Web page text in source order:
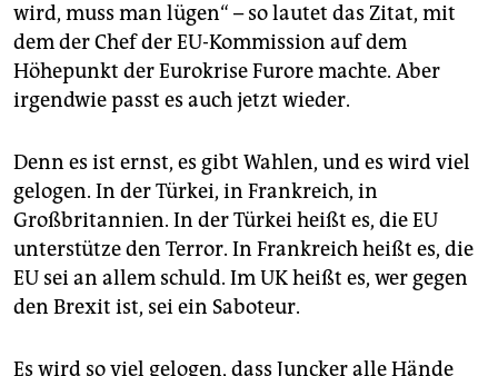
shop
fragen & hilfe
unterstützen
abo
genossenschaft
epaper login
wird, muss man lügen“ – so lautet das Zitat, mit
dem der Chef der EU-Kommission auf dem
Höhepunkt der Eurokrise Furore machte. Aber
irgendwie passt es auch jetzt wieder.
Denn es ist ernst, es gibt Wahlen, und es wird viel
gelogen. In der Türkei, in Frankreich, in
Großbritannien. In der Türkei heißt es, die EU
unterstütze den Terror. In Frankreich heißt es, die
EU sei an allem schuld. Im UK heißt es, wer gegen
den Brexit ist, sei ein Saboteur.
Es wird so viel gelogen, dass Juncker alle Hände